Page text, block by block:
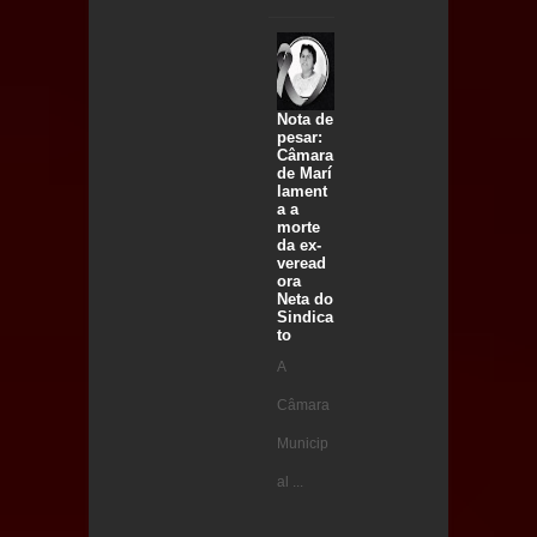
Nota de
pesar:
Câmara
de Marí
lament
a a
morte
da ex-
veread
ora
Neta do
Sindica
to
A
Câmara
Municip
al ...